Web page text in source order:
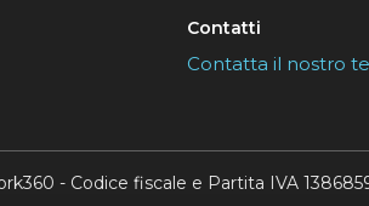
Contatti
Contatta il nostro
- Codice fiscale e Partita IVA